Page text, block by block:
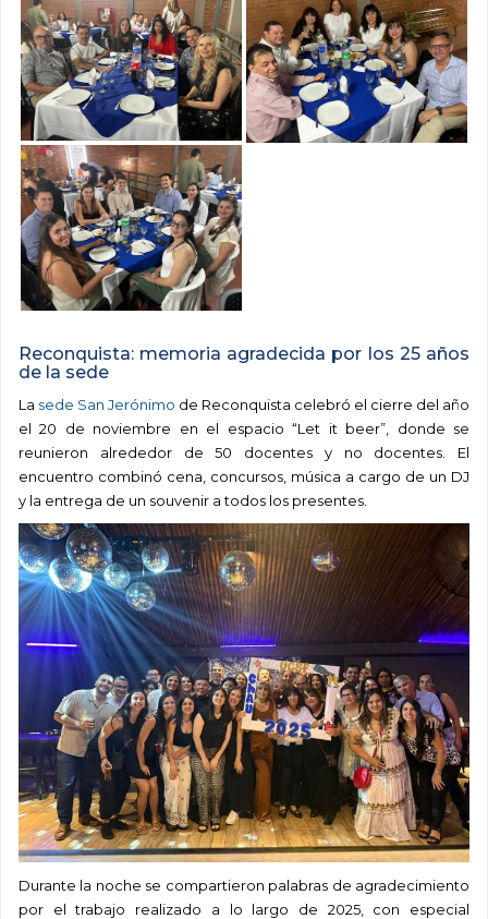
Reconquista: memoria agradecida por los 25 años
de la sede
La sede San Jerónimo de Reconquista celebró el cierre del año
el 20 de noviembre en el espacio “Let it beer”, donde se
reunieron alrededor de 50 docentes y no docentes. El
encuentro combinó cena, concursos, música a cargo de un DJ
y la entrega de un souvenir a todos los presentes.
Durante la noche se compartieron palabras de agradecimiento
por el trabajo realizado a lo largo de 2025, con especial